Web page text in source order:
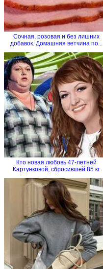
Сочная, розовая и без лишних
добавок. Домашняя ветчина по...
Кто новая любовь 47-летней
Картунковой, сбросившей 85 кг